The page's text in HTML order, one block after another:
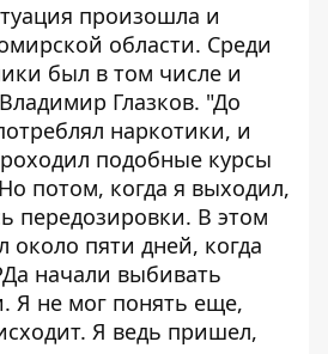
произошла и
области. Среди
был в том числе и
Глазков. "До
наркотики, и
подобные курсы
потом, когда я выходил,
передозировки. В этом
около пяти дней, когда
начали выбивать
Я не мог понять еще,
Я ведь пришел,